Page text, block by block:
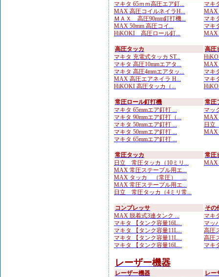
マキタ 65ｍｍ高圧エア釘...
MAX 高圧コイルネイラH...
ＭＡＸ 高圧90mm釘打機...
MAX 50mm 高圧コイ...
HiKOKI 高圧ロール釘...
マキ
MAX
マキ
マキ
MAX
高圧タッカ
マキタ 充電式タッカ ST...
マキタ 高圧10mmエアタ...
マキタ 高圧4mmエアタッ...
MAX 高圧エアネイラ H...
HiKOKI 高圧タッカ（...
高圧
MAX
マキ
マキ
常圧ロール釘打機
マキタ 65mmエア釘打 ...
マキタ 90mmエア釘打（...
マキタ 50mmエア釘打 ...
マキタ 50mmエア釘打 ...
マキタ 65mmエア釘打 ...
常圧
マッ
MAX
日立
MAX
常圧タッカ
日立 常圧タッカ（10ミリ...
MAX 常圧ステープル用エ...
MAX タッカ （常圧） ...
MAX 常圧ステープル用エ...
日立 常圧タッカ（4ミリ常...
常圧
MAX
コンプレッサ
MAX 脱着式3連タンク ...
マキタ 【タンク容量16L...
マキタ 【タンク容量11L...
マキタ 【タンク容量11L...
マキタ 【タンク容量16L...
その
マキ
マッ
高圧
高圧
マキ
レーザー機器
レーザー機器
レー